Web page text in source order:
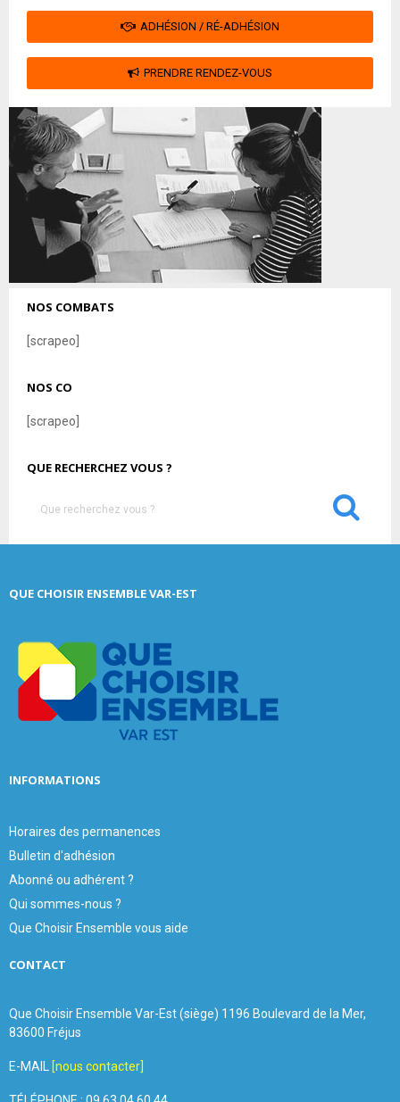
ADHÉSION / RÉ-ADHÉSION
PRENDRE RENDEZ-VOUS
NOS COMBATS
[scrapeo]
NOS CO
[scrapeo]
QUE RECHERCHEZ VOUS ?
h
S
QUE CHOISIR ENSEMBLE VAR-EST
INFORMATIONS
Horaires des permanences
Bulletin d'adhésion
Abonné ou adhérent ?
Qui sommes-nous ?
Que Choisir Ensemble vous aide
CONTACT
Que Choisir Ensemble Var-Est (siège) 1196 Boulevard de la Mer,
83600 Fréjus
E-MAIL [nous contacter]